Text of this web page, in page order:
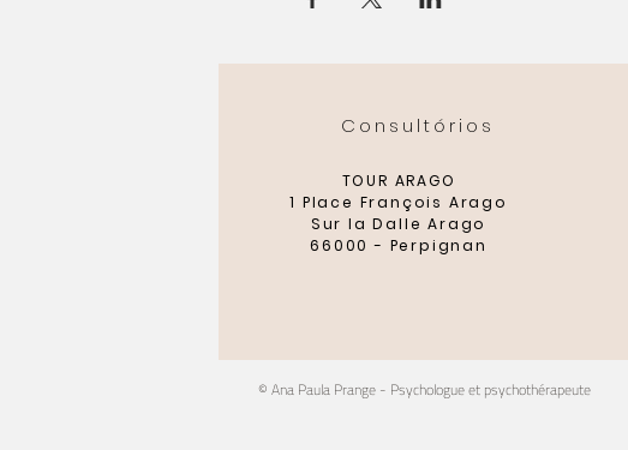
Consultórios
TOUR ARAGO
1 Place François Arago
Sur la Dalle Arago
66000 - Perpignan
© Ana Paula Prange - Psychologue et psychothérapeute